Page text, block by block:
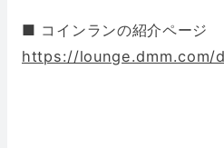
■ コインランの紹介ページ
https://lounge.dmm.com/